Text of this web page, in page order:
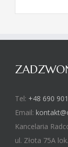
Tel: +48 690
Email:
Kancelaria
ul. Złota 75A